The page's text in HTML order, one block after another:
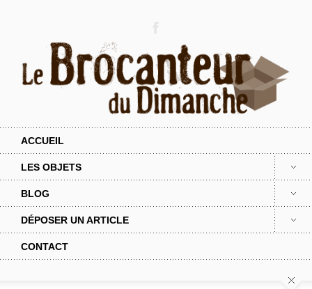
ACCUEIL
LES OBJETS
BLOG
DÉPOSER UN ARTICLE
CONTACT